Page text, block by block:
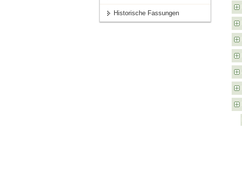
Historische Fassungen